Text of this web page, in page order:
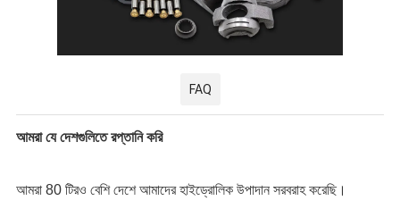
FAQ
আমরা যে দেশগুলিতে রপ্তানি করি
আমরা 80 টিরও বেশি দেশে আমাদের হাইড্রোলিক উপাদান সরবরাহ করেছি।